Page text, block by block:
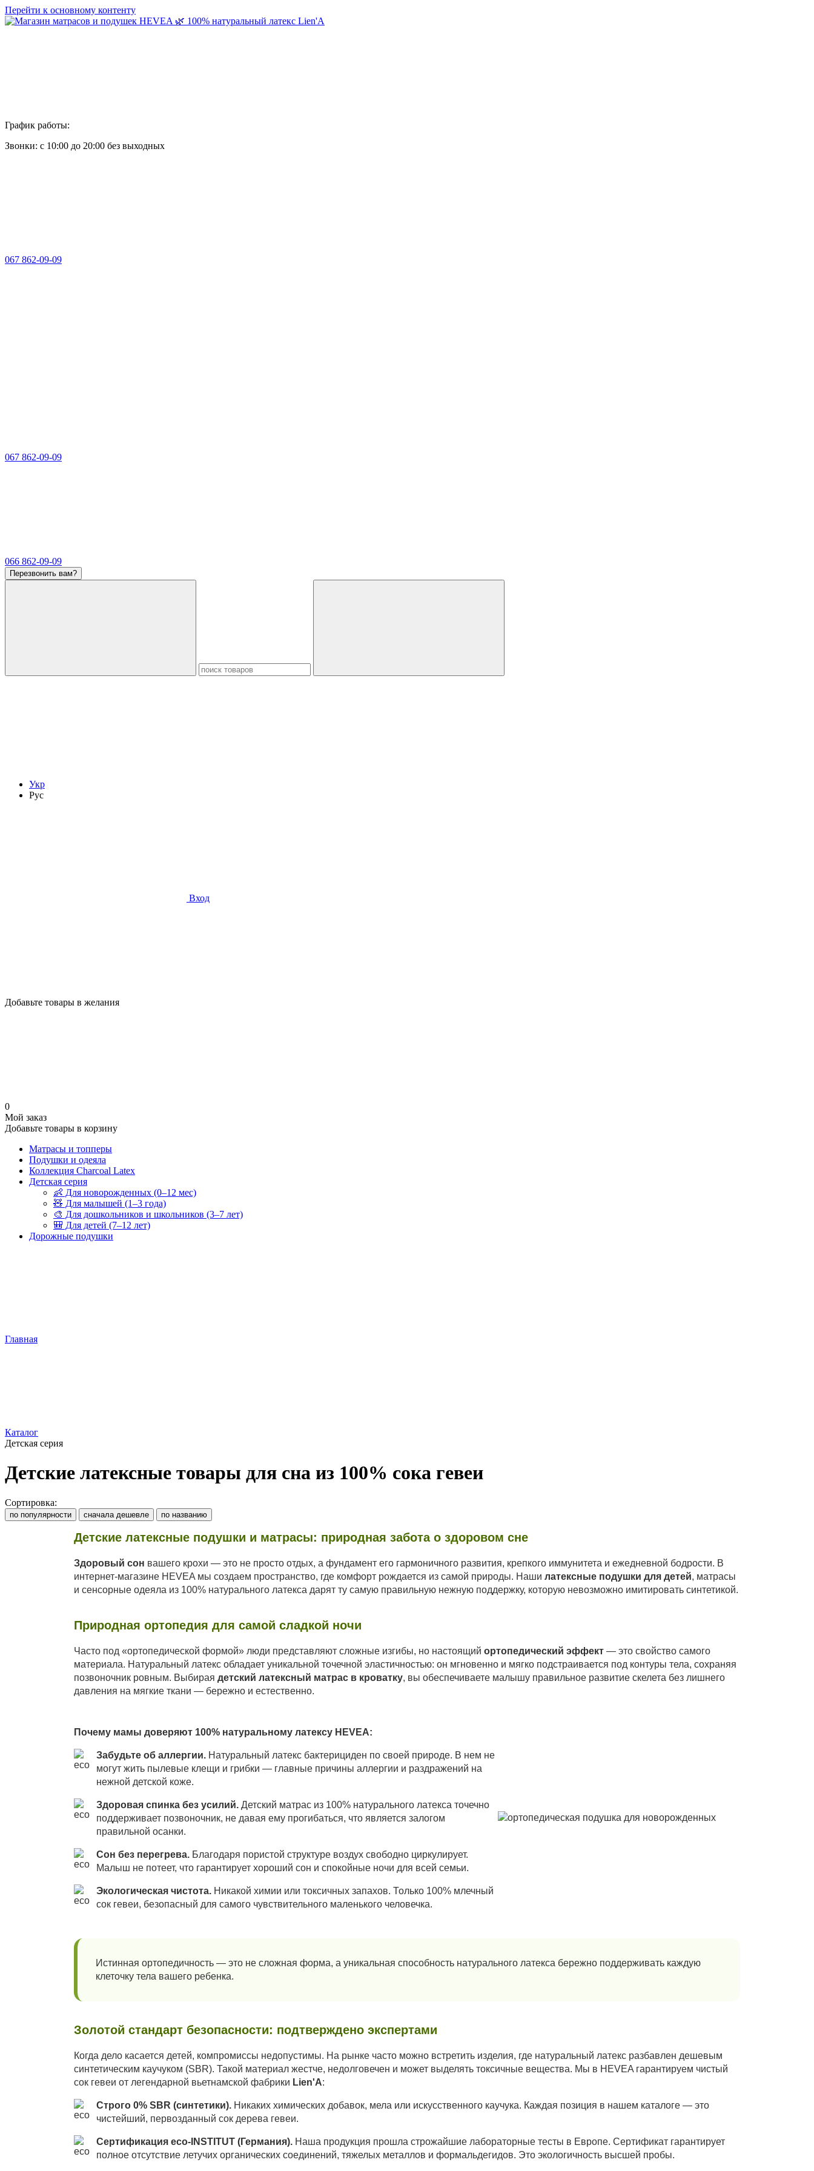
Перейти к основному контенту
График работы:
Звонки: с 10:00 до 20:00 без выходных
067 862-09-09
067 862-09-09
066 862-09-09
Перезвонить вам?
Укр
Рус
Вход
Добавьте товары в желания
0
Мой заказ
Добавьте товары в корзину
Матрасы и топперы
Подушки и одеяла
Коллекция Charcoal Latex
Детская серия
👶 Для новорожденных (0–12 мес)
🧸 Для малышей (1–3 года)
🎨 Для дошкольников и школьников (3–7 лет)
🎒 Для детей (7–12 лет)
Дорожные подушки
Главная
Каталог
Детская серия
Детские латексные товары для сна из 100% сока гевеи
Сортировка:
по популярности сначала дешевле по названию
Детские латексные подушки и матрасы: природная забота о здоровом сне
Здоровый сон вашего крохи — это не просто отдых, а фундамент его гармоничного развития, крепкого иммунитета и ежедневной бодрости. В
интернет-магазине HEVEA мы создаем пространство, где комфорт рождается из самой природы. Наши латексные подушки для детей, матрасы
и сенсорные одеяла из 100% натурального латекса дарят ту самую правильную нежную поддержку, которую невозможно имитировать синтетикой.
Природная ортопедия для самой сладкой ночи
Часто под «ортопедической формой» люди представляют сложные изгибы, но настоящий ортопедический эффект — это свойство самого
материала. Натуральный латекс обладает уникальной точечной эластичностью: он мгновенно и мягко подстраивается под контуры тела, сохраняя
позвоночник ровным. Выбирая детский латексный матрас в кроватку, вы обеспечиваете малышу правильное развитие скелета без лишнего
давления на мягкие ткани — бережно и естественно.
Почему мамы доверяют 100% натуральному латексу HEVEA:
Забудьте об аллергии. Натуральный латекс бактерициден по своей природе. В нем не
могут жить пылевые клещи и грибки — главные причины аллергии и раздражений на
нежной детской коже.
Здоровая спинка без усилий. Детский матрас из 100% натурального латекса точечно
поддерживает позвоночник, не давая ему прогибаться, что является залогом
правильной осанки.
Сон без перегрева. Благодаря пористой структуре воздух свободно циркулирует.
Малыш не потеет, что гарантирует хороший сон и спокойные ночи для всей семьи.
Экологическая чистота. Никакой химии или токсичных запахов. Только 100% млечный
сок гевеи, безопасный для самого чувствительного маленького человечка.
Истинная ортопедичность — это не сложная форма, а уникальная способность натурального латекса бережно поддерживать каждую
клеточку тела вашего ребенка.
Золотой стандарт безопасности: подтверждено экспертами
Когда дело касается детей, компромиссы недопустимы. На рынке часто можно встретить изделия, где натуральный латекс разбавлен дешевым
синтетическим каучуком (SBR). Такой материал жестче, недолговечен и может выделять токсичные вещества. Мы в HEVEA гарантируем чистый
сок гевеи от легендарной вьетнамской фабрики Lien'A:
Строго 0% SBR (синтетики). Никаких химических добавок, мела или искусственного каучука. Каждая позиция в нашем каталоге — это
чистейший, первозданный сок дерева гевеи.
Сертификация eco-INSTITUT (Германия). Наша продукция прошла строжайшие лабораторные тесты в Европе. Сертификат гарантирует
полное отсутствие летучих органических соединений, тяжелых металлов и формальдегидов. Это экологичность высшей пробы.